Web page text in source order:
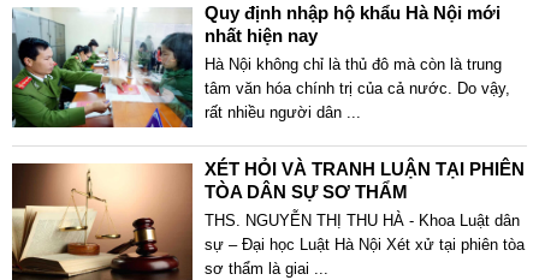
Quy định nhập hộ khẩu Hà Nội mới
nhất hiện nay
Hà Nội không chỉ là thủ đô mà còn là trung
tâm văn hóa chính trị của cả nước. Do vậy,
rất nhiều người dân
XÉT HỎI VÀ TRANH LUẬN TẠI PHIÊN
TÒA DÂN SỰ SƠ THẨM
THS. NGUYỄN THỊ THU HÀ - Khoa Luật dân
sự – Đại học Luật Hà Nội Xét xử tại phiên tòa
sơ thẩm là giai ...